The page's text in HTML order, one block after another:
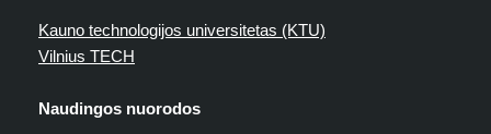
Kauno technologijos universitetas (KTU)
Vilnius TECH
Naudingos nuorodos